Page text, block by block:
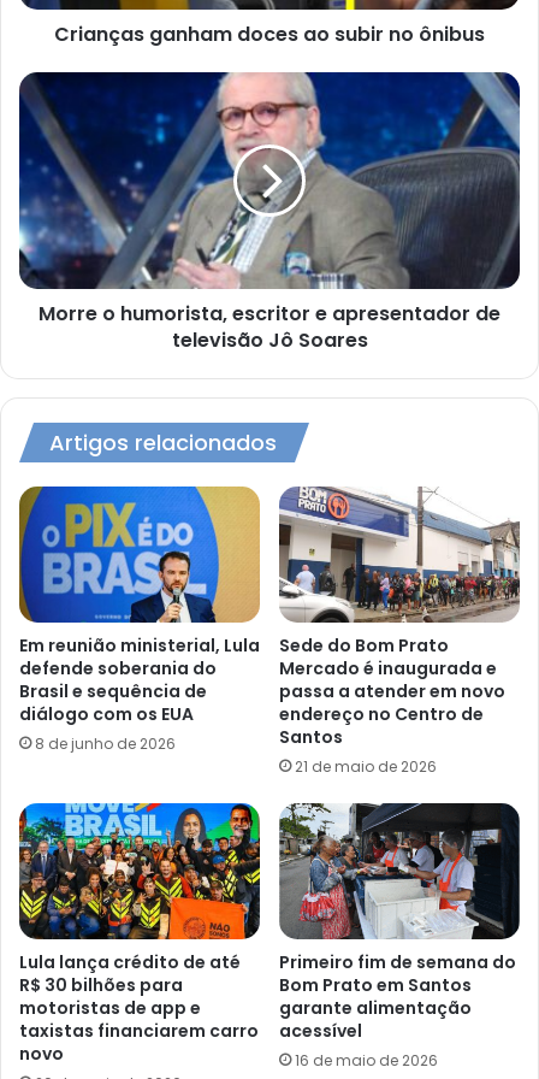
Crianças ganham doces ao subir no ônibus
Morre
o
humorista,
escritor
e
apresentador
de
televisão
Jô
Soares
Morre o humorista, escritor e apresentador de
televisão Jô Soares
Artigos relacionados
Em reunião ministerial, Lula
defende soberania do
Brasil e sequência de
diálogo com os EUA
8 de junho de 2026
Sede do Bom Prato
Mercado é inaugurada e
passa a atender em novo
endereço no Centro de
Santos
21 de maio de 2026
Lula lança crédito de até
R$ 30 bilhões para
motoristas de app e
taxistas financiarem carro
novo
Primeiro fim de semana do
Bom Prato em Santos
garante alimentação
acessível
16 de maio de 2026